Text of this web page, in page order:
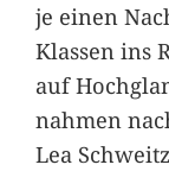
je einen
Klassen ins
auf
nahmen
Lea